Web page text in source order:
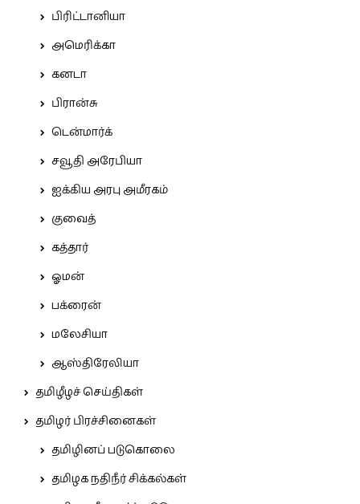
பிரிட்டானியா
அமெரிக்கா
கனடா
பிரான்சு
டென்மார்க்
சவூதி அரேபியா
ஐக்கிய அரபு அமீரகம்
குவைத்
கத்தார்
ஓமன்
பக்ரைன்
மலேசியா
ஆஸ்திரேலியா
தமிழீழச் செய்திகள்
தமிழர் பிரச்சினைகள்
தமிழினப் படுகொலை
தமிழக நதிநீர் சிக்கல்கள்